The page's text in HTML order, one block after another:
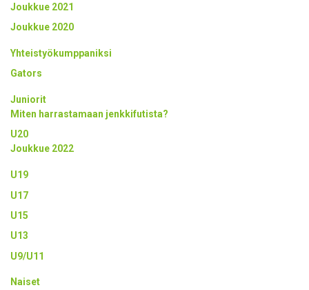
Joukkue 2021
Joukkue 2020
Yhteistyökumppaniksi
Gators
Juniorit
Miten harrastamaan jenkkifutista?
U20
Joukkue 2022
U19
U17
U15
U13
U9/U11
Naiset